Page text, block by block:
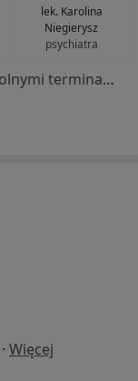
lek. Karolina
Niegierysz
psychiatra
Brak dostępnych specjalistów z wolnymi terminami w tym centrum medycznym.
· Więcej